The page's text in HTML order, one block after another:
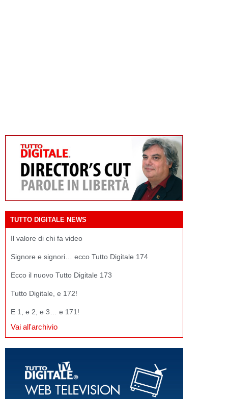
TUTTO DIGITALE NEWS
Il valore di chi fa video
Signore e signori… ecco Tutto Digitale 174
Ecco il nuovo Tutto Digitale 173
Tutto Digitale, e 172!
E 1, e 2, e 3… e 171!
Vai all'archivio